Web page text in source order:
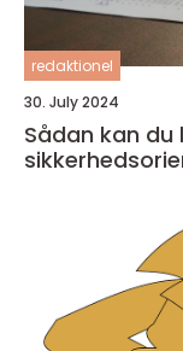
redaktionel
30. July 2024
Sådan kan